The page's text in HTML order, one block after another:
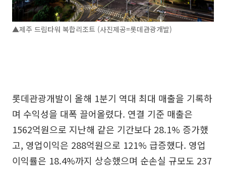
▲제주 드림타워 복합리조트 (사진제공=롯데관광개발)
롯데관광개발이 올해 1분기 역대 최대 매출을 기록하
며 수익성을 대폭 끌어올렸다. 연결 기준 매출은
1562억원으로 지난해 같은 기간보다 28.1% 증가했
고, 영업이익은 288억원으로 121% 급증했다. 영업
이익률은 18.4%까지 상승했으며 순손실 규모도 237